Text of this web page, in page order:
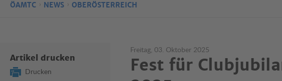
ÖAMTC NEWS OBERÖSTERREICH
Artikel drucken
Drucken
Freitag, 03. Oktober 2025
Fest für